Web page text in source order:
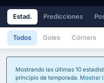
Estad. Predicciones
Todos Goles Córners
Mostrando las últimas 10
principio de temporada. Mostrar